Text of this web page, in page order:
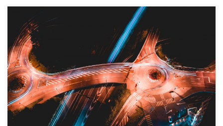
Une twingo fait le tour d’un rond point. Combien de tour sur elle
même fait la roue extérieure par rapport à la roue intérieure ?